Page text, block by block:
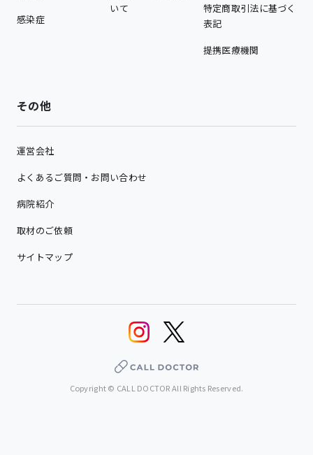
感染症
いて
特定商取引法に基づく
表記
提携医療機関
その他
運営会社
よくあるご質問・お問い合わせ
病院紹介
取材のご依頼
サイトマップ
Copyright © CALL DOCTOR All Rights Reserved.